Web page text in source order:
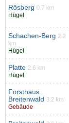
Rösberg 0.7 km
Hügel
Schachen-Berg 2.2
km
Hügel
Platte 2.6 km
Hügel
Forsthaus
Breitenwald 3.2 km
Gebäude